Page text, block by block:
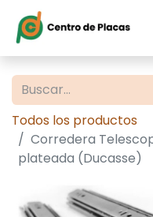
Todos los productos
Corredera
plateada (Ducasse)